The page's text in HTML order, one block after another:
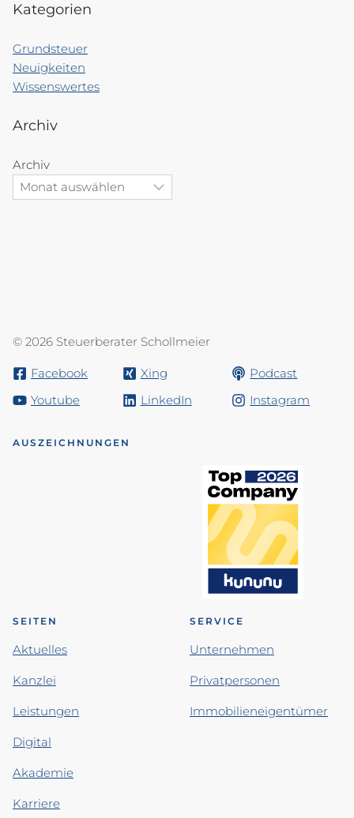
Kategorien
Grundsteuer
Neuigkeiten
Wissenswertes
Archiv
Archiv
© 2026 Steuerberater Schollmeier
Facebook Xing
Podcast
Youtube
LinkedIn Instagram
AUSZEICHNUNGEN
SEITEN
Aktuelles
Kanzlei
Leistungen
Digital
Akademie
Karriere
SERVICE
Unternehmen
Privatpersonen
Immobilieneigentümer